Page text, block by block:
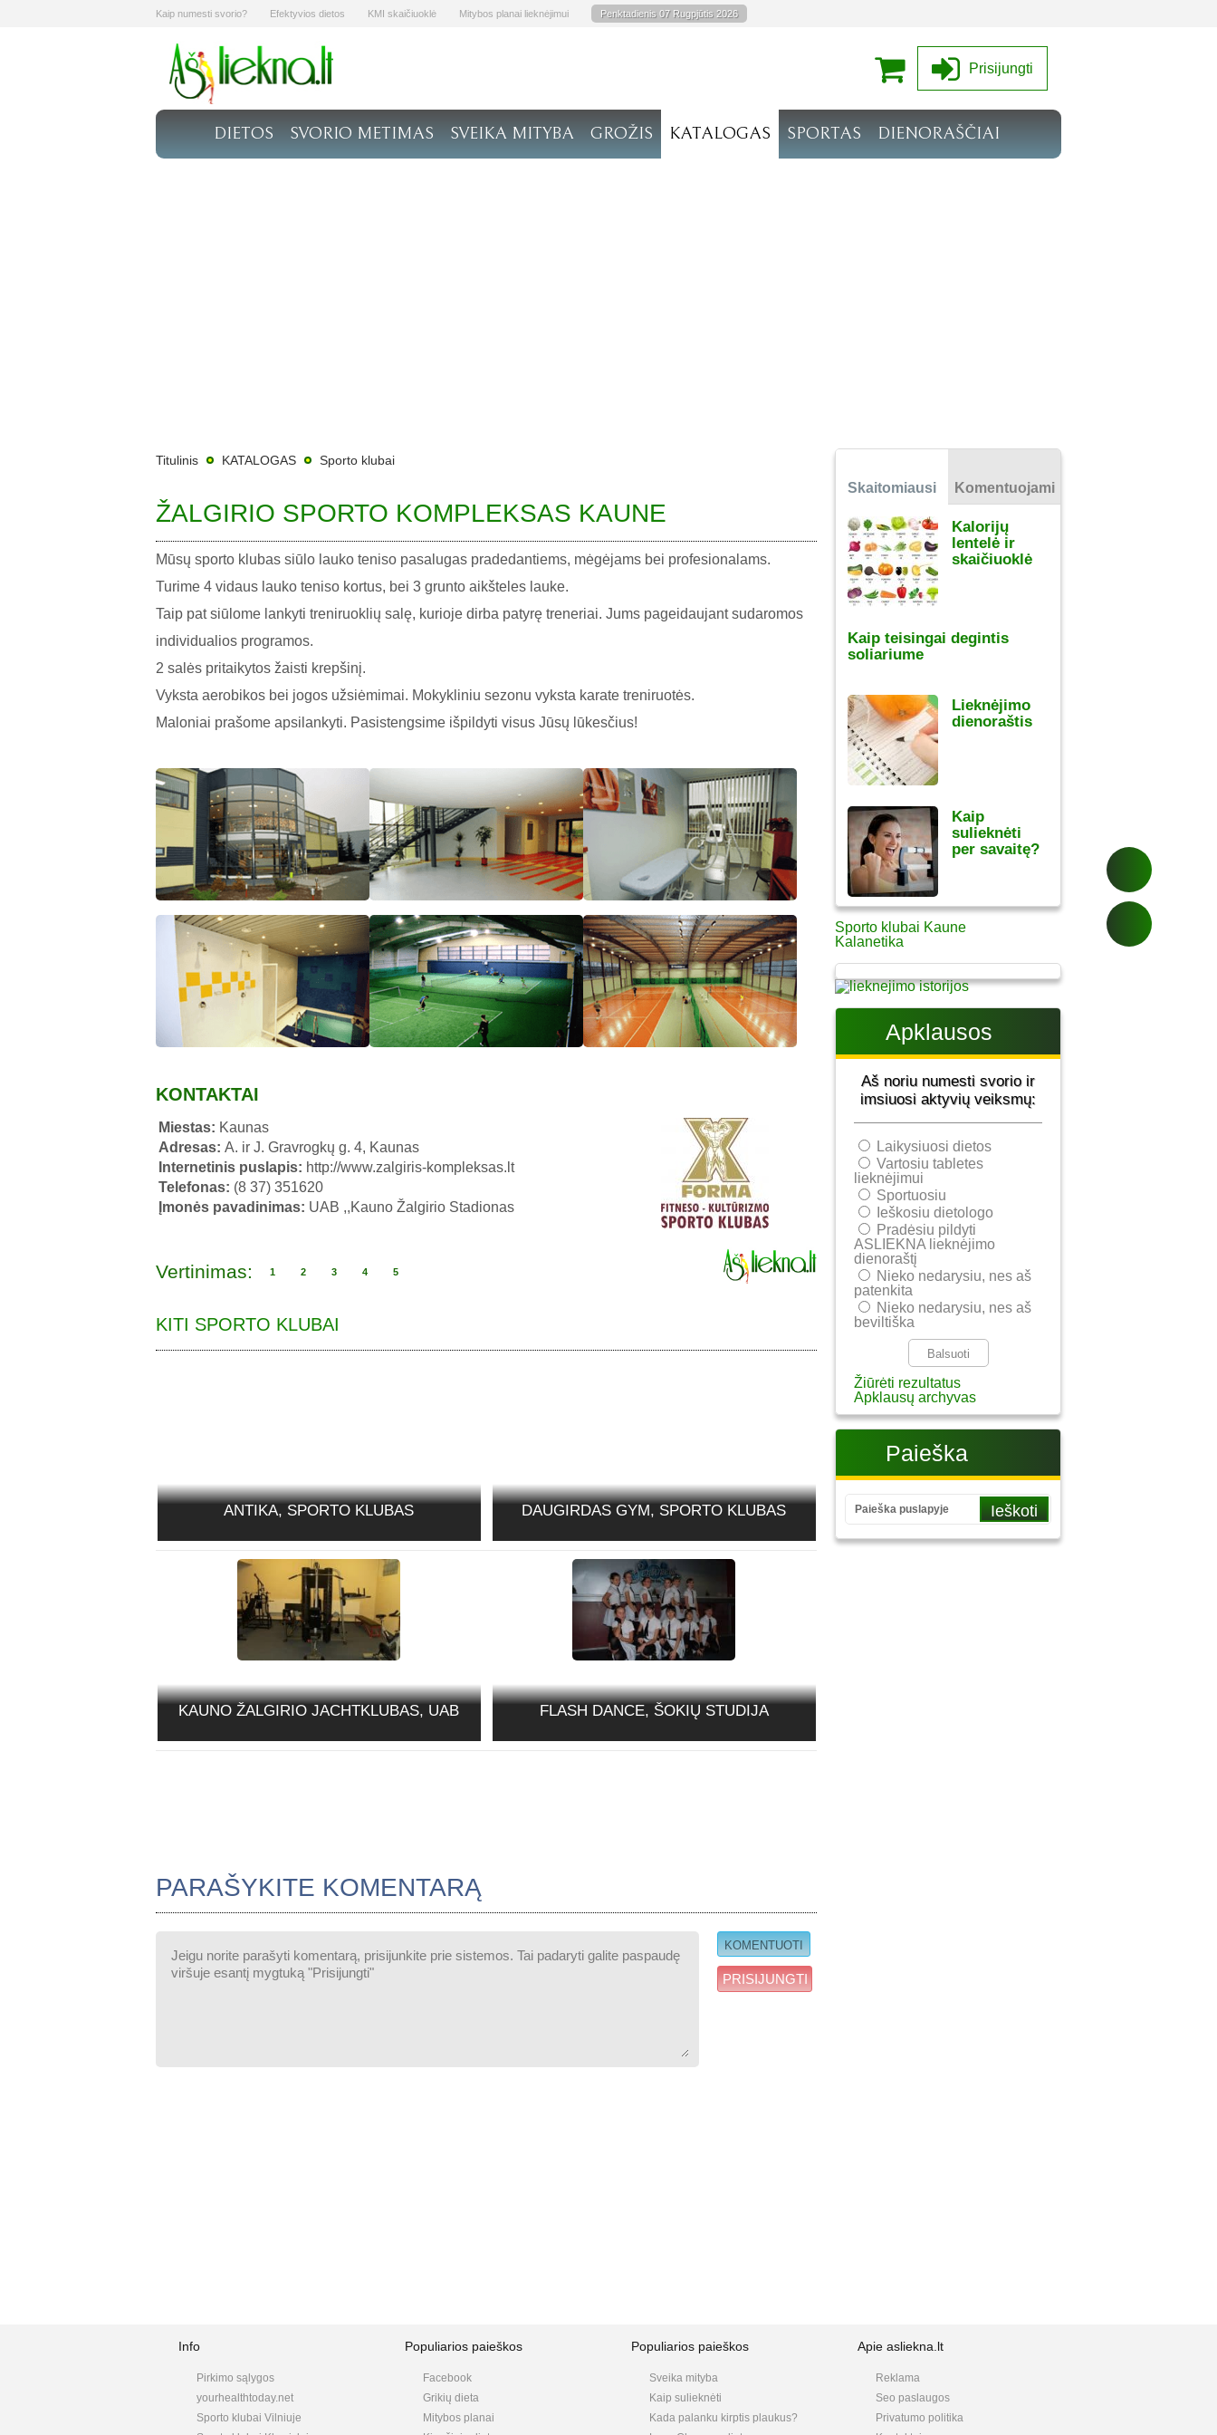
Kaip numesti svorio? Efektyvios dietos KMI skaičiuoklė Mitybos planai lieknėjimui Penktadienis 07 Rugpjūtis 2026
Prisijungti
DIETOS SVORIO METIMAS SVEIKA MITYBA GROŽIS KATALOGAS SPORTAS DIENORAŠČIAI
Titulinis KATALOGAS Sporto klubai
ŽALGIRIO SPORTO KOMPLEKSAS KAUNE
Mūsų sporto klubas siūlo lauko teniso pasalugas pradedantiems, mėgėjams bei profesionalams.
Turime 4 vidaus lauko teniso kortus, bei 3 grunto aikšteles lauke.
Taip pat siūlome lankyti treniruoklių salę, kurioje dirba patyrę treneriai. Jums pageidaujant sudaromos
individualios programos.
2 salės pritaikytos žaisti krepšinį.
Vyksta aerobikos bei jogos užsiėmimai. Mokykliniu sezonu vyksta karate treniruotės.
Maloniai prašome apsilankyti. Pasistengsime išpildyti visus Jūsų lūkesčius!
KONTAKTAI
Miestas: Kaunas
Adresas: A. ir J. Gravrogkų g. 4, Kaunas
Internetinis puslapis: http://www.zalgiris-kompleksas.lt
Telefonas: (8 37) 351620
Įmonės pavadinimas: UAB ,,Kauno Žalgirio Stadionas
Vertinimas: 1 2 3 4 5
KITI SPORTO KLUBAI
ANTIKA, SPORTO KLUBAS DAUGIRDAS GYM, SPORTO KLUBAS
KAUNO ŽALGIRIO JACHTKLUBAS, UAB FLASH DANCE, ŠOKIŲ STUDIJA
PARAŠYKITE KOMENTARĄ
PRISIJUNGTI
Skaitomiausi Komentuojami
Kalorijų
lentelė ir
skaičiuoklė
Kaip teisingai degintis
soliariume
Lieknėjimo
dienoraštis
Kaip
sulieknėti
per savaitę?
Sporto klubai Kaune
Kalanetika
Apklausos
Aš noriu numesti svorio ir
imsiuosi aktyvių veiksmų:
Laikysiuosi dietos
Vartosiu tabletes
lieknėjimui
Sportuosiu
Ieškosiu dietologo
Pradėsiu pildyti
ASLIEKNA lieknėjimo
dienoraštį
Nieko nedarysiu, nes aš
patenkita
Nieko nedarysiu, nes aš
beviltiška
Žiūrėti rezultatus
Apklausų archyvas
Paieška
Info
Pirkimo sąlygos
yourhealthtoday.net
Sporto klubai Vilniuje
Populiarios paieškos
Facebook
Grikių dieta
Mitybos planai
Populiarios paieškos
Sveika mityba
Kaip sulieknėti
Kada palanku kirptis plaukus?
Apie asliekna.lt
Reklama
Seo paslaugos
Privatumo politika